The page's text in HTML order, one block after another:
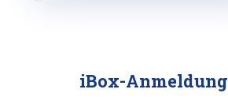
iBox-Anmeldung